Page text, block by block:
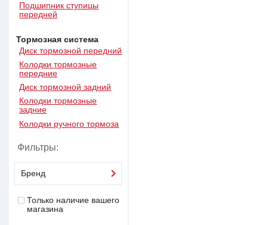
Подшипник ступицы
передней
Тормозная система
Диск тормозной передний
Колодки тормозные
передние
Диск тормозной задний
Колодки тормозные
задние
Колодки ручного тормоза
Фильтры:
Бренд
Только наличие вашего
магазина